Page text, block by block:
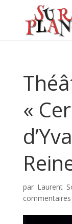
«
par Laurent
commentaires